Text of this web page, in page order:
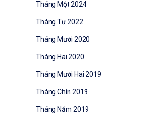
Tháng Một 2024
Tháng Tư 2022
Tháng Mười 2020
Tháng Hai 2020
Tháng Mười Hai 2019
Tháng Chín 2019
Tháng Năm 2019